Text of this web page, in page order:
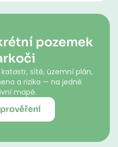
pozemek
sítě, územní plán,
a rizika — na jedné
mapě.